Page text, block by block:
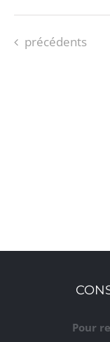
Évènements
précédents
Pour